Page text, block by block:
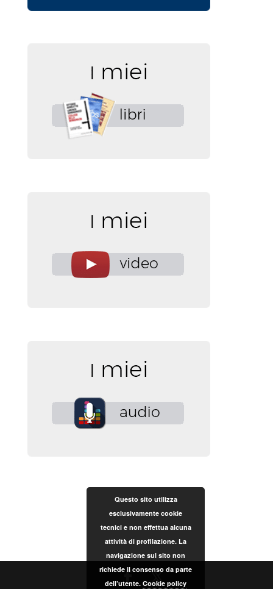
Questo sito utilizza
esclusivamente cookie
tecnici e non effettua alcuna
attività di profilazione. La
navigazione sul sito non
richiede il consenso da parte
dell’utente. Cookie policy